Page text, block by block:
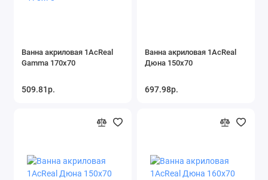
Ванна акриловая 1AcReal
Gamma 170х70
509.81р.
Ванна акриловая 1AcReal
Дюна 150х70
697.98р.